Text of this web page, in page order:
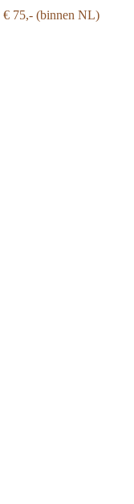
€ 75,- (binnen NL)